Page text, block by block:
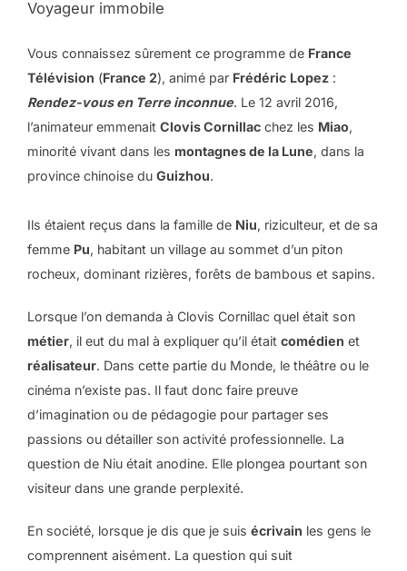
Voyageur immobile
Vous connaissez sûrement ce programme de France
Télévision (France 2), animé par Frédéric Lopez :
Rendez-vous en Terre inconnue. Le 12 avril 2016,
l’animateur emmenait Clovis Cornillac chez les Miao,
minorité vivant dans les montagnes de la Lune, dans la
province chinoise du Guizhou.
Ils étaient reçus dans la famille de Niu, riziculteur, et de sa
femme Pu, habitant un village au sommet d’un piton
rocheux, dominant rizières, forêts de bambous et sapins.
Lorsque l’on demanda à Clovis Cornillac quel était son
métier, il eut du mal à expliquer qu’il était comédien et
réalisateur. Dans cette partie du Monde, le théâtre ou le
cinéma n’existe pas. Il faut donc faire preuve
d’imagination ou de pédagogie pour partager ses
passions ou détailler son activité professionnelle. La
question de Niu était anodine. Elle plongea pourtant son
visiteur dans une grande perplexité.
En société, lorsque je dis que je suis écrivain les gens le
comprennent aisément. La question qui suit